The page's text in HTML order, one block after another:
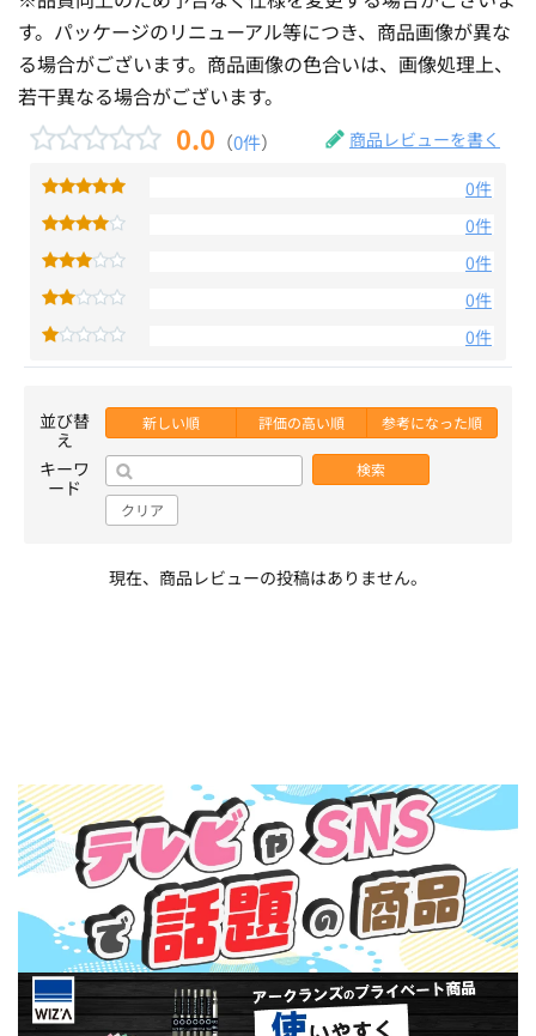
す。パッケージのリニューアル等につき、商品画像が異な
る場合がございます。商品画像の色合いは、画像処理上、
若干異なる場合がございます。
0.0 （0件） 商品レビューを書く
0件
0件
0件
0件
0件
並び替
え
新しい順 評価の高い順 参考になった順
キーワ
ード
検索
クリア
現在、商品レビューの投稿はありません。